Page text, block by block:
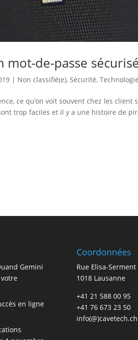
de-passe
| Non classifié(e),Sécurité,Technologie
ce qu’on voit souvent chez les
trop faciles et il y a une histoire de
Gemini
en ligne
Coordonnées
Rue Elisa-Serment
1018 Lausanne
+41 21 588 00 95
+41 76 673 23 50
info(@)cavetech.ch